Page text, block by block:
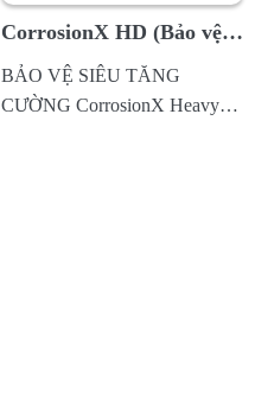
CorrosionX HD (Bảo vệ
siêu cường)
BẢO VỆ SIÊU TĂNG
CƯỜNG CorrosionX Heavy